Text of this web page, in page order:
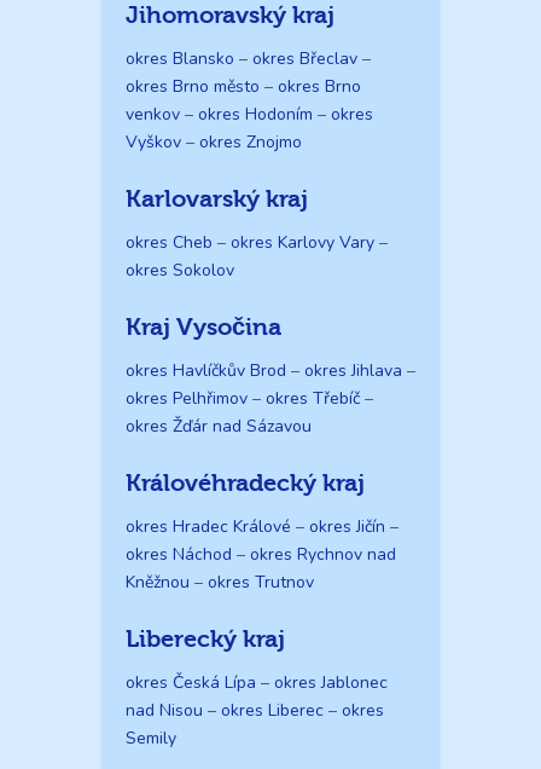
Jihomoravský kraj
okres Blansko – okres Břeclav –
okres Brno město – okres Brno
venkov – okres Hodoním – okres
Vyškov – okres Znojmo
Karlovarský kraj
okres Cheb – okres Karlovy Vary –
okres Sokolov
Kraj Vysočina
okres Havlíčkův Brod – okres Jihlava –
okres Pelhřimov – okres Třebíč –
okres Žďár nad Sázavou
Královéhradecký kraj
okres Hradec Králové – okres Jičín –
okres Náchod – okres Rychnov nad
Kněžnou – okres Trutnov
Liberecký kraj
okres Česká Lípa – okres Jablonec
nad Nisou – okres Liberec – okres
Semily